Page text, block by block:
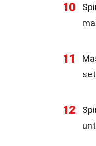
10
11
12